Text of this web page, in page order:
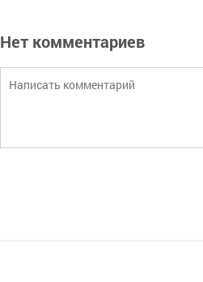
Нет комментариев